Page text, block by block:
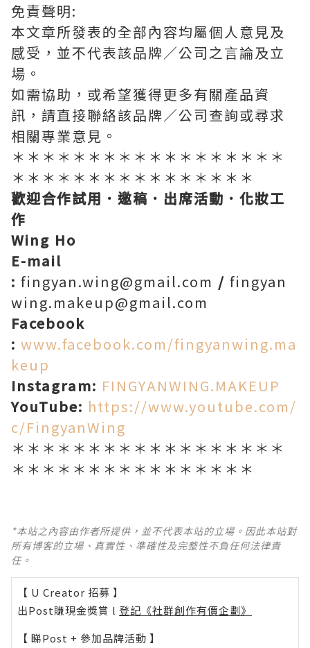
免責聲明:
本文章所發表的全部內容均屬個人意見及
感受，並不代表該品牌／公司之言論及立
場。
如需協助，或希望獲得更多有關產品資
訊，請直接聯絡該品牌／公司查詢或尋求
相關專業意見。
＊＊＊＊＊＊＊＊＊＊＊＊＊＊＊＊＊＊
＊＊＊＊＊＊＊＊＊＊＊＊＊＊＊＊
歡迎合作試用．邀稿．出席活動．化妝工
作
Wing Ho
E-mail
: fingyan.wing@gmail.com / fingyan
wing.makeup@gmail.com
Facebook
: www.facebook.com/fingyanwing.ma
keup
Instagram: FINGYANWING.MAKEUP
YouTube: https://www.youtube.com/
c/FingyanWing
＊＊＊＊＊＊＊＊＊＊＊＊＊＊＊＊＊＊
＊＊＊＊＊＊＊＊＊＊＊＊＊＊＊＊
*本站之內容由作者所提供，並不代表本站的立場。因此本站對
所有博客的立場、真實性、準確性及完整性不負任何法律責
任。
【 U Creator 招募 】
出Post賺現金獎賞 l 登記《社群創作有價企劃》
【 睇Post + 參加品牌活動 】